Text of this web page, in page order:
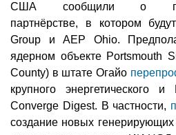
США сообщили о
партнёрстве, в котором
Group и AEP Ohio.
ядерном объекте Portsmouth
County) в штате Огайо
крупного энергетического
Converge Digest. В частности,
создание новых